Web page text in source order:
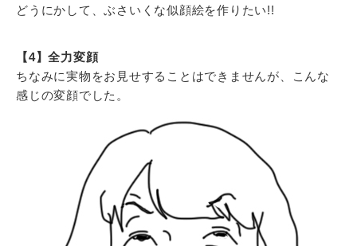
どうにかして、ぶさいくな似顔絵を作りたい!!
【4】全力変顔
ちなみに実物をお見せすることはできませんが、こんな
感じの変顔でした。